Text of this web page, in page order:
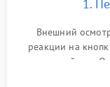
1.
Внешний
реакции на
устройства.
лабораторного